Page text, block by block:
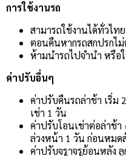
การใช้งานรถ
สามารถใช้งานได้ทั่วไท
ตอนคืนหากรถสกปรกไม่
ห้ามนำรถไปจำนำ หรือ
ค่าปรับอื่นๆ
ค่าปรับคืนรถล่าช้า เริ่ม
เช่า 1 วัน
ค่าปรับโอนเช่าต่อล่าช้า
ล่วงหน้า 1 วัน ก่อนหม
ค่าปรับจราจรย้อนหลัง ลู